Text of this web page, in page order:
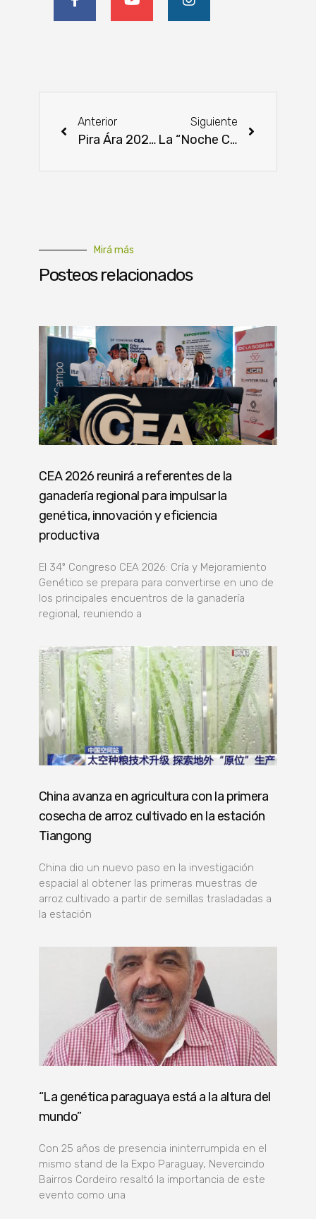
Anterior
Pira Ára 2025: Ñeembucú presentó su festival en la Expo Paraguay
Siguiente
La “Noche CAH” destacó el trabajo del campo y la inclusión financiera
Mirá más
Posteos relacionados
CEA 2026 reunirá a referentes de la
ganadería regional para impulsar la
genética, innovación y eficiencia
productiva
El 34º Congreso CEA 2026: Cría y Mejoramiento
Genético se prepara para convertirse en uno de
los principales encuentros de la ganadería
regional, reuniendo a
China avanza en agricultura con la primera
cosecha de arroz cultivado en la estación
Tiangong
China dio un nuevo paso en la investigación
espacial al obtener las primeras muestras de
arroz cultivado a partir de semillas trasladadas a
la estación
“La genética paraguaya está a la altura del
mundo”
Con 25 años de presencia ininterrumpida en el
mismo stand de la Expo Paraguay, Nevercindo
Bairros Cordeiro resaltó la importancia de este
evento como una